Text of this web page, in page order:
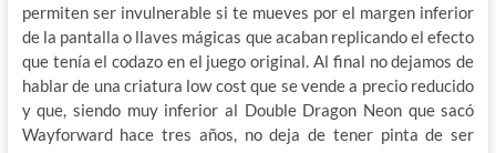
permiten ser invulnerable si te mueves por el margen inferior
de la pantalla o llaves mágicas que acaban replicando el efecto
que tenía el codazo en el juego original. Al final no dejamos de
hablar de una criatura low cost que se vende a precio reducido
y que, siendo muy inferior al Double Dragon Neon que sacó
Wayforward hace tres años, no deja de tener pinta de ser